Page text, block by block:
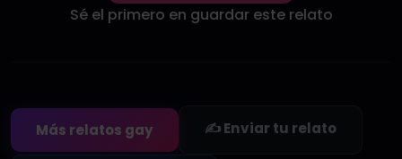
Sé el primero en guardar este relato
Más relatos gay ✍️ Enviar tu relato